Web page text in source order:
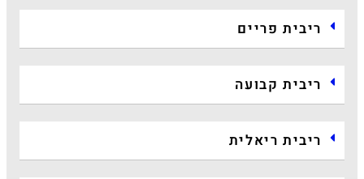
ריבית פריים
ריבית קבועה
ריבית ריאלית